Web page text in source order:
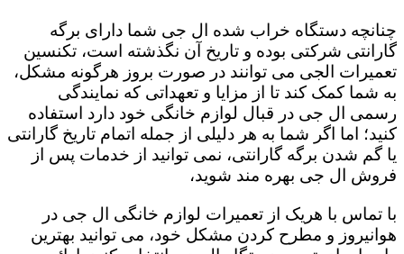
چنانچه دستگاه خراب شده ال جی شما دارای برگه
گارانتی شرکتی بوده و تاریخ آن نگذشته است، تکنسین
تعمیرات الجی می توانند در صورت بروز هرگونه مشکل،
به شما کمک کند تا از مزایا و تعهداتی که نمایندگی
رسمی ال جی در قبال لوازم خانگی خود دارد استفاده
کنید؛ اما اگر شما به هر دلیلی از جمله اتمام تاریخ گارانتی
یا گم شدن برگه گارانتی، نمی توانید از خدمات پس از
فروش ال جی بهره مند شوید،
با تماس با هریک از تعمیرات لوازم خانگی ال جی در
هوانیروز و مطرح کردن مشکل خود، می توانید بهترین